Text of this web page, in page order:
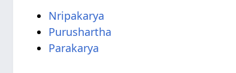
Nripakarya
Purushartha
Parakarya